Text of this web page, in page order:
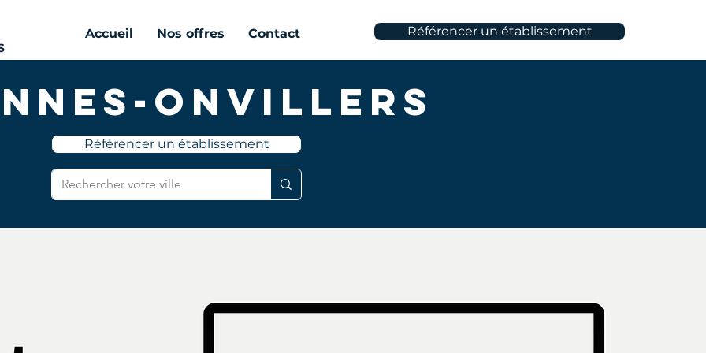
Référencer un établissement
Accueil Nos offres Contact
Onvillers
Référencer un établissement